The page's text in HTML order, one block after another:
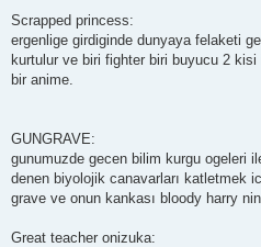
Scrapped princess:
ergenlige girdiginde dunyaya felaketi
kurtulur ve biri fighter biri buyucu 2 kisi
bir anime.
GUNGRAVE:
gunumuzde gecen bilim kurgu ogeleri
denen biyolojik canavarları katletmek
grave ve onun kankası bloody harry nin
Great teacher onizuka: